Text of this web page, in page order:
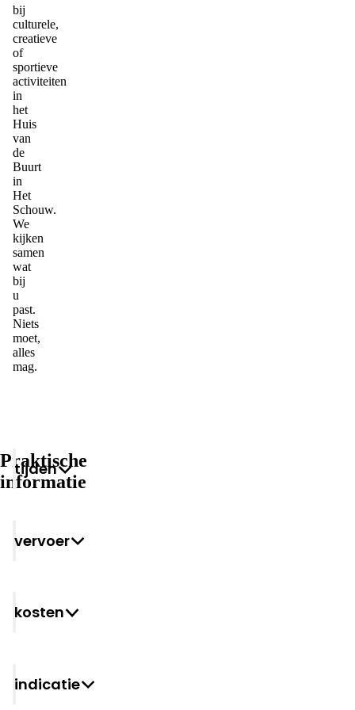
bij
culturele,
creatieve
of
sportieve
activiteiten
in
het
Huis
van
de
Buurt
in
Het
Schouw.
We
kijken
samen
wat
bij
u
past.
Niets
moet,
alles
mag.
Praktische
informatie
Tijden
Vervoer
Kosten
Indicatie